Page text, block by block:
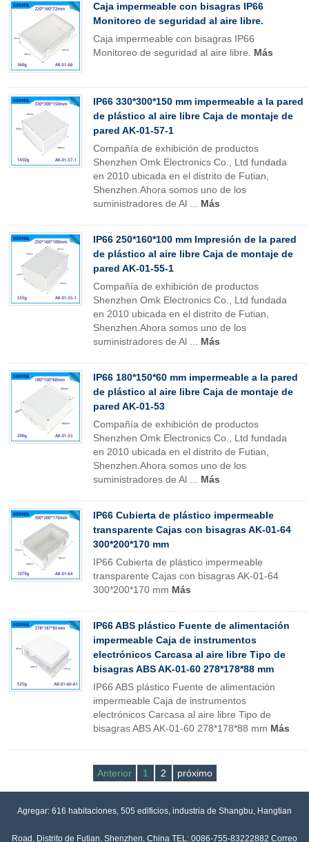
Caja impermeable con bisagras IP66
Monitoreo de seguridad al aire libre.
Caja impermeable con bisagras IP66
Monitoreo de seguridad al aire libre. Más
IP66 330*300*150 mm impermeable a la pared
de plástico al aire libre Caja de montaje de
pared AK-01-57-1
Compañía de exhibición de productos
Shenzhen Omk Electronics Co., Ltd fundada
en 2010 ubicada en el distrito de Futian,
Shenzhen.Ahora somos uno de los
suministradores de Al ... Más
IP66 250*160*100 mm Impresión de la pared
de plástico al aire libre Caja de montaje de
pared AK-01-55-1
Compañía de exhibición de productos
Shenzhen Omk Electronics Co., Ltd fundada
en 2010 ubicada en el distrito de Futian,
Shenzhen.Ahora somos uno de los
suministradores de Al ... Más
IP66 180*150*60 mm impermeable a la pared
de plástico al aire libre Caja de montaje de
pared AK-01-53
Compañía de exhibición de productos
Shenzhen Omk Electronics Co., Ltd fundada
en 2010 ubicada en el distrito de Futian,
Shenzhen.Ahora somos uno de los
suministradores de Al ... Más
IP66 Cubierta de plástico impermeable
transparente Cajas con bisagras AK-01-64
300*200*170 mm
IP66 Cubierta de plástico impermeable
transparente Cajas con bisagras AK-01-64
300*200*170 mm Más
IP66 ABS plástico Fuente de alimentación
impermeable Caja de instrumentos
electrónicos Carcasa al aire libre Tipo de
bisagras ABS AK-01-60 278*178*88 mm
IP66 ABS plástico Fuente de alimentación
impermeable Caja de instrumentos
electrónicos Carcasa al aire libre Tipo de
bisagras ABS AK-01-60 278*178*88 mm Más
Anterior 1 2 próximo
Agregar: 616 habitaciones, 505 edificios, industria de Shangbu, Hangtian
Road, Distrito de Futian, Shenzhen, China TEL: 0086-755-83222882 Correo